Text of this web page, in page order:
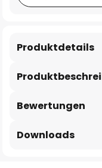
Produktdetails
Bewertungen
Downloads